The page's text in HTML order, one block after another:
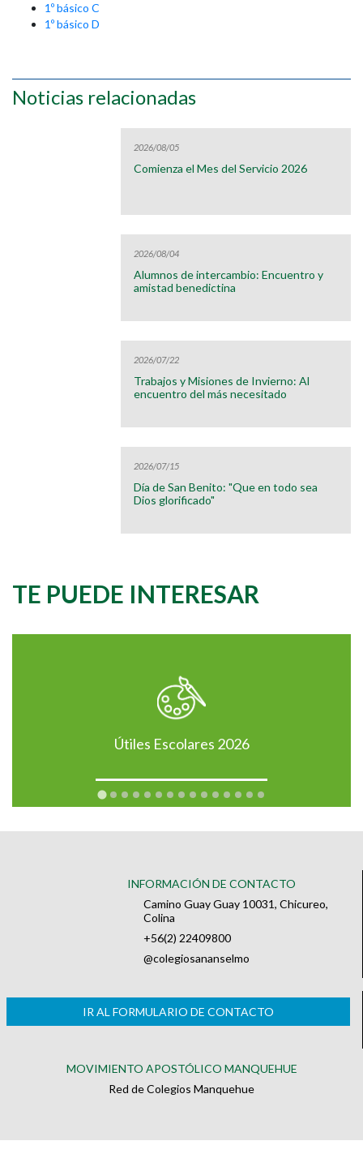
1º básico C
1º básico D
Noticias relacionadas
2026/08/05
Comienza el Mes del Servicio 2026
2026/08/04
Alumnos de intercambio: Encuentro y
amistad benedictina
2026/07/22
Trabajos y Misiones de Invierno: Al
encuentro del más necesitado
2026/07/15
Día de San Benito: "Que en todo sea
Dios glorificado"
TE PUEDE INTERESAR
Útiles Escolares 2026
INFORMACIÓN DE CONTACTO
Camino Guay Guay 10031, Chicureo,
Colina
+56(2) 22409800
@colegiosananselmo
IR AL FORMULARIO DE CONTACTO
MOVIMIENTO APOSTÓLICO MANQUEHUE
Red de Colegios Manquehue